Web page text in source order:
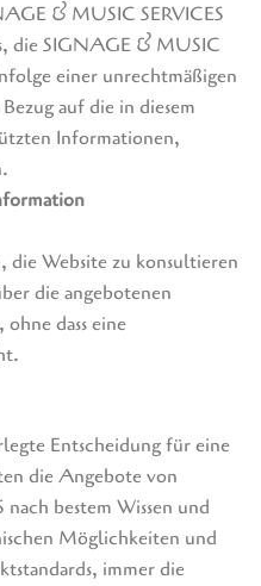
& MUSIC SERVICES
die SIGNAGE & MUSIC
einer unrechtmäßigen
auf die in diesem
Informationen,
die Website zu konsultieren
die angebotenen
dass eine
Entscheidung für eine
die Angebote von
bestem Wissen und
Möglichkeiten und
immer die